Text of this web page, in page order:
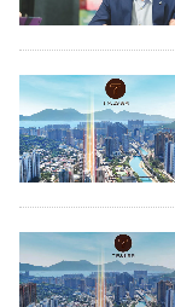
科
技
職
場
生
時